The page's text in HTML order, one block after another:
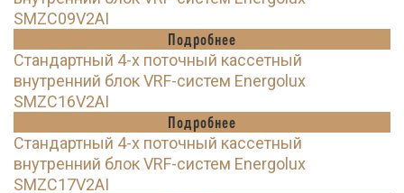
SMZC09V2AI
Подробнее
Стандартный 4-х поточный кассетный
внутренний блок VRF-систем Energolux
SMZC16V2AI
Подробнее
Стандартный 4-х поточный кассетный
внутренний блок VRF-систем Energolux
SMZC17V2AI